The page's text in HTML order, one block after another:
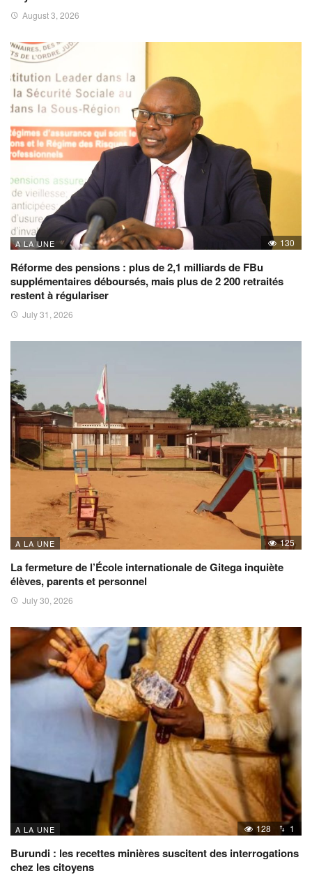
August 3, 2026
A LA UNE 130
Réforme des pensions : plus de 2,1 milliards de FBu
supplémentaires déboursés, mais plus de 2 200 retraités
restent à régulariser
July 31, 2026
A LA UNE 125
La fermeture de l’École internationale de Gitega inquiète
élèves, parents et personnel
July 30, 2026
A LA UNE 128 1
Burundi : les recettes minières suscitent des interrogations
chez les citoyens